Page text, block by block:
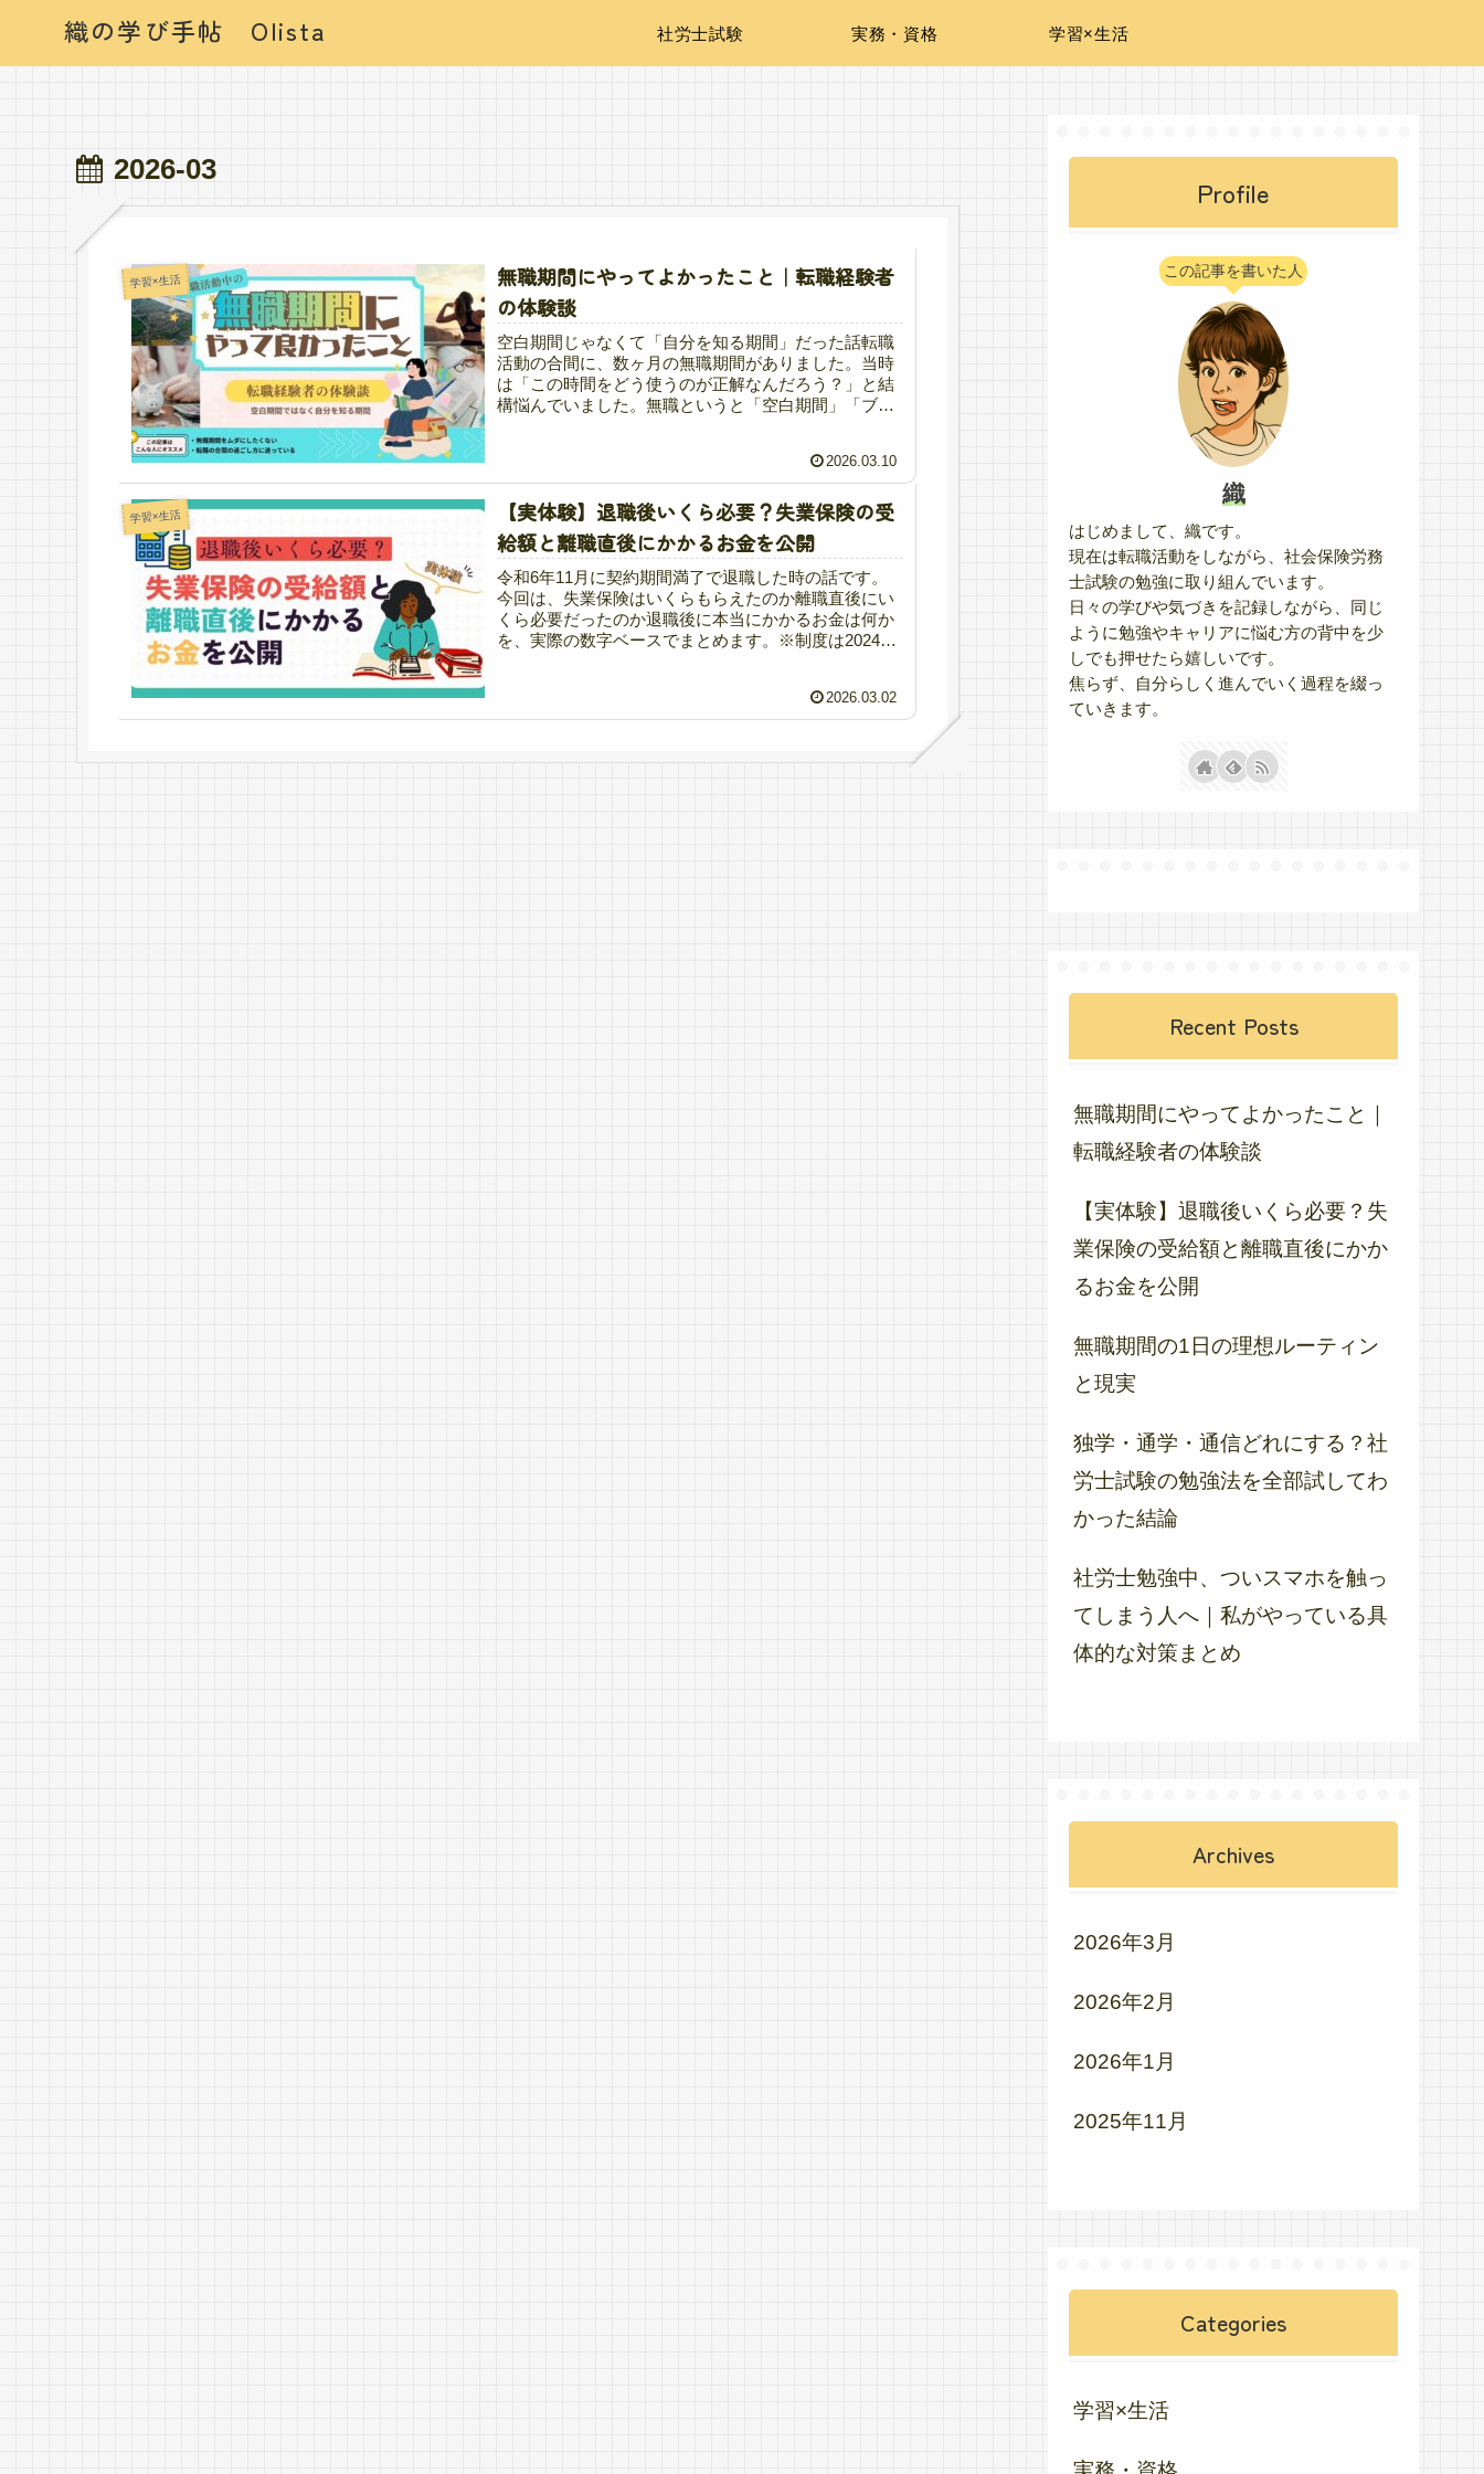
織の学び手帖 Olista 社労士試験 実務・資格 学習×生活
2026-03
学習×生活
無職期間にやってよかったこと｜転職経験者
の体験談
空白期間じゃなくて「自分を知る期間」だった話転職
活動の合間に、数ヶ月の無職期間がありました。当時
は「この時間をどう使うのが正解なんだろう？」と結
構悩んでいました。無職というと「空白期間」「ブラ
2026.03.10
学習×生活
【実体験】退職後いくら必要？失業保険の受
給額と離職直後にかかるお金を公開
令和6年11月に契約期間満了で退職した時の話です。
今回は、失業保険はいくらもらえたのか離職直後にい
くら必要だったのか退職後に本当にかかるお金は何か
を、実際の数字ベースでまとめます。※制度は2024〜
2026.03.02
Profile
この記事を書いた人
織
はじめまして、織です。
現在は転職活動をしながら、社会保険労務
士試験の勉強に取り組んでいます。
日々の学びや気づきを記録しながら、同じ
ように勉強やキャリアに悩む方の背中を少
しでも押せたら嬉しいです。
焦らず、自分らしく進んでいく過程を綴っ
ていきます。
Recent Posts
無職期間にやってよかったこと｜
転職経験者の体験談
【実体験】退職後いくら必要？失
業保険の受給額と離職直後にかか
るお金を公開
無職期間の1日の理想ルーティン
と現実
独学・通学・通信どれにする？社
労士試験の勉強法を全部試してわ
かった結論
社労士勉強中、ついスマホを触っ
てしまう人へ｜私がやっている具
体的な対策まとめ
Archives
2026年3月
2026年2月
2026年1月
2025年11月
Categories
学習×生活